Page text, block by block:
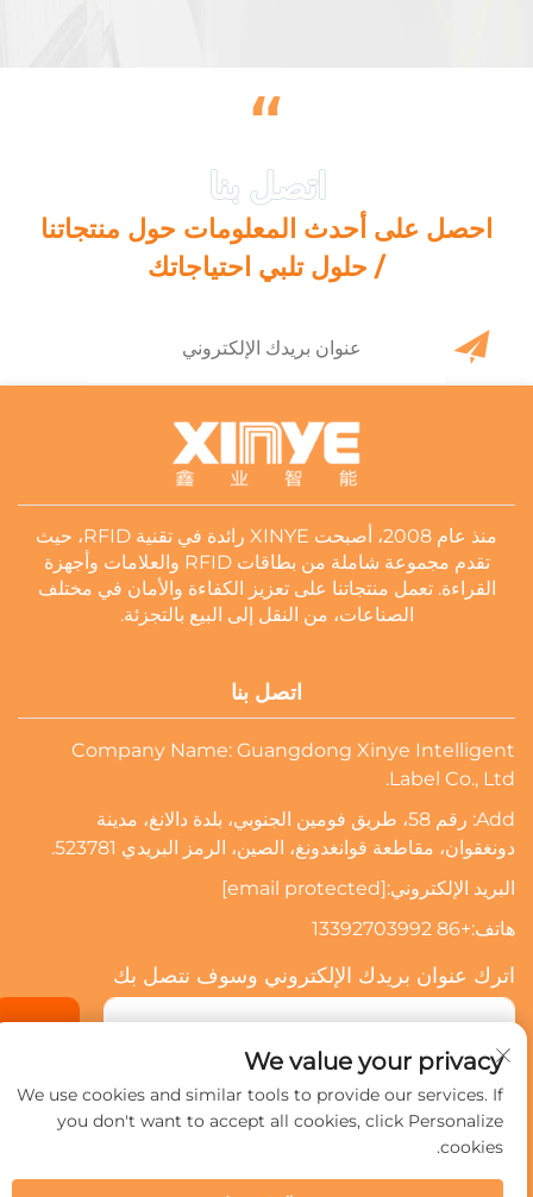
“
احصل على أحدث المعلومات حول منتجاتنا
/ حلول تلبي احتياجاتك
منذ عام 2008، أصبحت XINYE رائدة في تقنية RFID، حيث
تقدم مجموعة شاملة من بطاقات RFID والعلامات وأجهزة
القراءة. تعمل منتجاتنا على تعزيز الكفاءة والأمان في مختلف
الصناعات، من النقل إلى البيع بالتجزئة.
اتصل بنا
Company Name: Guangdong Xinye Intelligent
Label Co., Ltd.
Add: رقم 58، طريق فومين الجنوبي، بلدة دالانغ، مدينة
دونغقوان، مقاطعة قوانغدونغ، الصين، الرمز البريدي 523781.
البريد الإلكتروني:[email protected]
هاتف:+86 13392703992
اترك عنوان بريدك الإلكتروني وسوف نتصل بك
حقوق النشر © 2024 شركة قوانغدونغ شينيي للعلامات الذكية المحدودة.
We value your privacy
We use cookies and similar tools to provide our services. If
you don't want to accept all cookies, click Personalize
cookies.